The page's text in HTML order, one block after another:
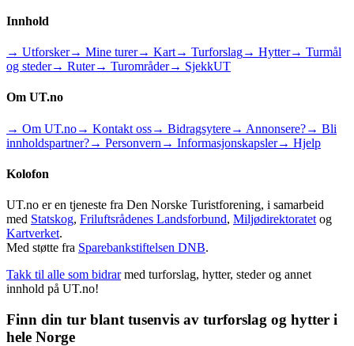
Innhold
→ Utforsker→ Mine turer→ Kart→ Turforslag→ Hytter→ Turmål
og steder→ Ruter→ Turområder→ SjekkUT
Om UT.no
→ Om UT.no→ Kontakt oss→ Bidragsytere→ Annonsere?→ Bli
innholdspartner?→ Personvern → Informasjonskapsler→ Hjelp
Kolofon
UT.no er en tjeneste fra Den Norske Turistforening, i samarbeid
med Statskog, Friluftsrådenes Landsforbund, Miljødirektoratet og
Kartverket.
Med støtte fra Sparebankstiftelsen DNB.
Takk til alle som bidrar med turforslag, hytter, steder og annet
innhold på UT.no!
Finn din tur blant tusenvis av turforslag og hytter i
hele Norge